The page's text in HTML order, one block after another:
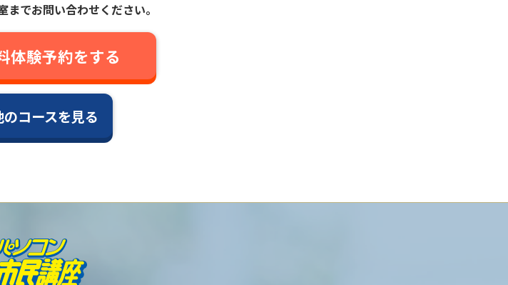
までお問い合わせください。
体験予約をする
のコースを見る